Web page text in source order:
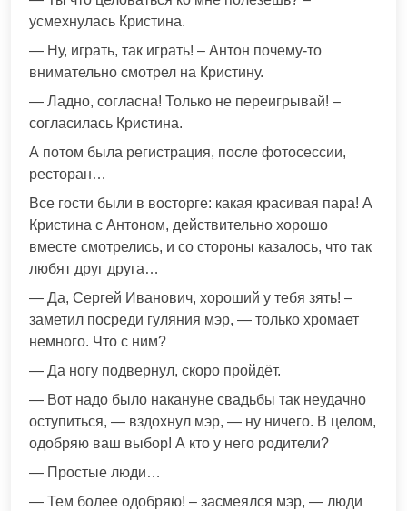
усмехнулась Кристина.
— Ну, играть, так играть! – Антон почему-то
внимательно смотрел на Кристину.
— Ладно, согласна! Только не переигрывай! –
согласилась Кристина.
А потом была регистрация, после фотосессии,
ресторан…
Все гости были в восторге: какая красивая пара! А
Кристина с Антоном, действительно хорошо
вместе смотрелись, и со стороны казалось, что так
любят друг друга…
— Да, Сергей Иванович, хороший у тебя зять! –
заметил посреди гуляния мэр, — только хромает
немного. Что с ним?
— Да ногу подвернул, скоро пройдёт.
— Вот надо было накануне свадьбы так неудачно
оступиться, — вздохнул мэр, — ну ничего. В целом,
одобряю ваш выбор! А кто у него родители?
— Простые люди…
— Тем более одобряю! – засмеялся мэр, — люди